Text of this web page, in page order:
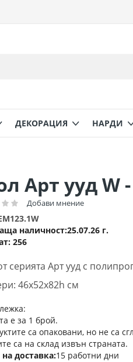
ДЕКОРАЦИЯ НАРДИ
Арт ууд W
Добави мнение
256
наличност 25.07.26 г.
серията Арт ууд с
46x52x82h см
е за 1 брой.
са опаковани, но не са
са на склад извън страната.
доставка 15 работни дни